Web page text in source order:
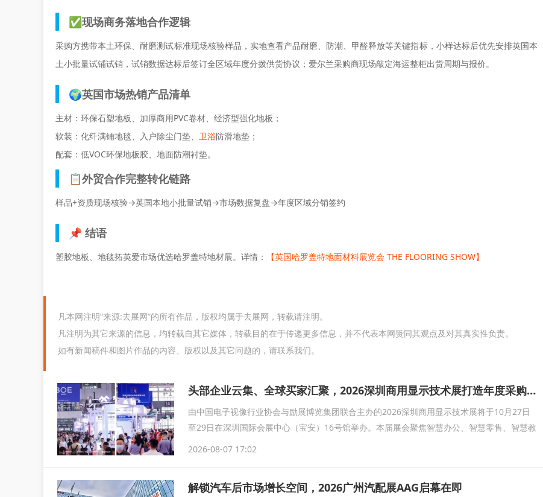
✅现场商务落地合作逻辑
采购方携带本土环保、耐磨测试标准现场核验样品，实地查看产品耐磨、防潮、甲醛释放等关键指标，小样达标后优先安排英国本
土小批量试铺试销，试销数据达标后签订全区域年度分拨供货协议；爱尔兰采购商现场敲定海运整柜出货周期与报价。
🌍英国市场热销产品清单
主材：环保石塑地板、加厚商用PVC卷材、经济型强化地板；
软装：化纤满铺地毯、入户除尘门垫、 卫浴防滑地垫；
配套：低VOC环保地板胶、地面防潮衬垫。
📋外贸合作完整转化链路
样品+资质现场核验→英国本地小批量试销→市场数据复盘→年度区域分销签约
📌 结语
塑胶地板、地毯拓英爱市场优选哈罗盖特地材展。详情： 【英国哈罗盖特地面材料展览会 THE FLOORING SHOW】
凡本网注明“来源:去展网”的所有作品，版权均属于去展网，转载请注明。
凡注明为其它来源的信息，均转载自其它媒体，转载目的在于传递更多信息，并不代表本网赞同其观点及对其真实性负责。
如有新闻稿件和图片作品的内容、版权以及其它问题的，请联系我们。
头部企业云集、全球买家汇聚，2026深圳商用显示技术展打造年度采购现场
由中国电子视像行业协会与励展博览集团联合主办的2026深圳商用显示技术展将于10月27日
至29日在深圳国际会展中心（宝安）16号馆举办。本届展会聚焦智慧办公、智慧零售、智慧教
2026-08-07 17:02
解锁汽车后市场增长空间，2026广州汽配展AAG启幕在即